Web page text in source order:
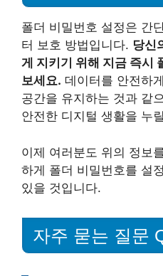
폴더 비밀번호 설정은 간
터 보호 방법입니다. 당신
게 지키기 위해 지금 즉시
보세요. 데이터를 안전하
공간을 유지하는 것과 같
안전한 디지털 생활을 누
이제 여러분도 위의 정보
하게 폴더 비밀번호를 설
있을 것입니다.
자주 묻는 질문